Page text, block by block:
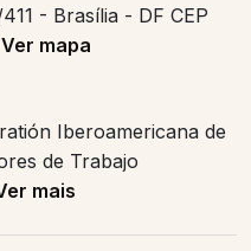
- Brasília - DF CEP
Ver mapa
Iberoamericana de
de Trabajo
mais